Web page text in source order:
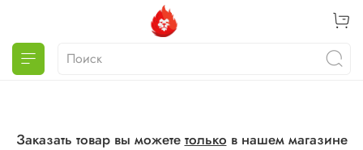
Заказать товар вы можете только в нашем магазине